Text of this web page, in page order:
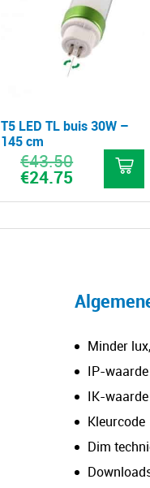
T5 LED TL buis 30W –
145 cm
€43.50
was:
€43.50.
€24.75Huidige
is:
op
Minder
IP-waarde
IK-waarde
Kleurcode
Dim